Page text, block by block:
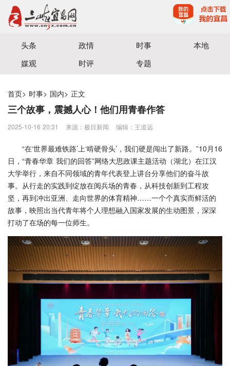
宜昌三峡融媒体中心主办
头条 政情 时事
本地
媒观
时评 专题
首页> 时事> 国内> 正文
三个故事，震撼人心！他们用青春作答
2025-10-16 20:31 来源：极目新闻 编辑：王道远
“在‘世界最难铁路’上‘啃硬骨头’，我们硬是闯出了新路。”10月16
日，“青春华章 我们的回答”网络大思政课主题活动（湖北）在江汉
大学举行，来自不同领域的青年代表登上讲台分享他们的奋斗故
事。从行走的实践到绽放在阅兵场的青春，从科技创新到工程攻
坚，再到冲出亚洲、走向世界的体育精神……一个个真实而鲜活的
故事，映照出当代青年将个人理想融入国家发展的生动图景，深深
打动了在场的每一位师生。